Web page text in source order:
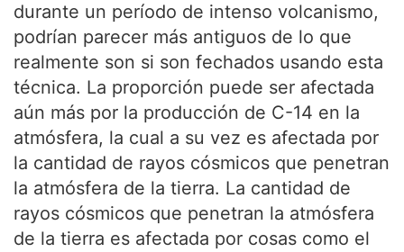
durante un período de intenso volcanismo,
podrían parecer más antiguos de lo que
realmente son si son fechados usando esta
técnica. La proporción puede ser afectada
aún más por la producción de C-14 en la
atmósfera, la cual a su vez es afectada por
la cantidad de rayos cósmicos que penetran
la atmósfera de la tierra. La cantidad de
rayos cósmicos que penetran la atmósfera
de la tierra es afectada por cosas como el